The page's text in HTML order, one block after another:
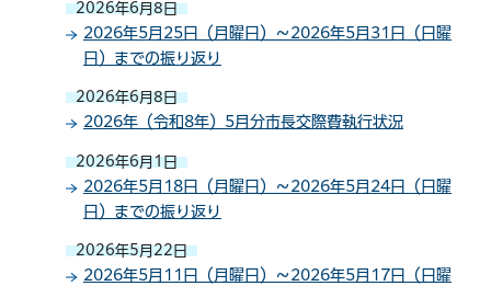
2026年6月8日
2026年5月25日（月曜日）～2026年5月31日（日曜
日）までの振り返り
2026年6月8日
2026年（令和8年）5月分市長交際費執行状況
2026年6月1日
2026年5月18日（月曜日）～2026年5月24日（日曜
日）までの振り返り
2026年5月22日
2026年5月11日（月曜日）～2026年5月17日（日曜